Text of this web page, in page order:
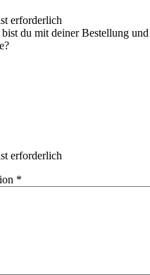
erforderlich
du mit deiner Bestellung und
erforderlich
*